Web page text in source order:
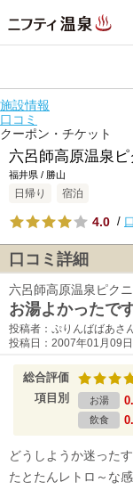
施設情報
口コミ
クーポン・チケット
六呂師高原温泉ピ
福井県 / 勝山
日帰り 宿泊
4.0 /
口コミ詳細
六呂師高原温泉ピク
お湯よかったで
投稿者：ぷりんばばあさ
投稿日：2007年01月09
総合評価
項目別 お湯
飲食
どうしようか迷った
たとたんレトロ～な